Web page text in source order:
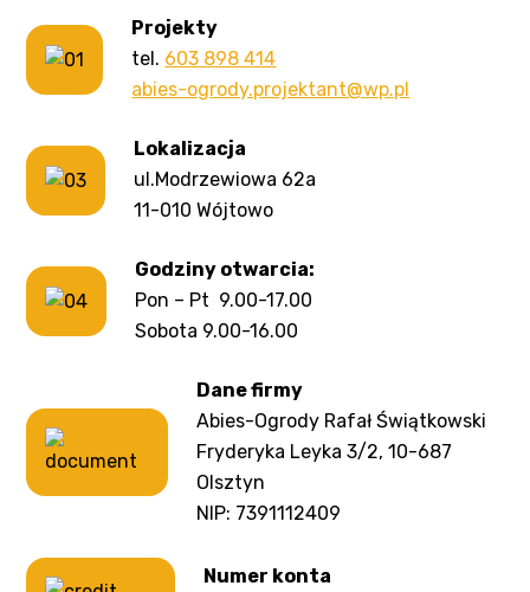
Projekty
tel. 603 898 414
abies-ogrody.projektant@wp.pl
Lokalizacja
ul.Modrzewiowa 62a
11-010 Wójtowo
Godziny otwarcia:
Pon – Pt 9.00-17.00
Sobota 9.00-16.00
Dane firmy
Abies-Ogrody Rafał Świątkowski
Fryderyka Leyka 3/2, 10-687
Olsztyn
NIP: 7391112409
Numer konta